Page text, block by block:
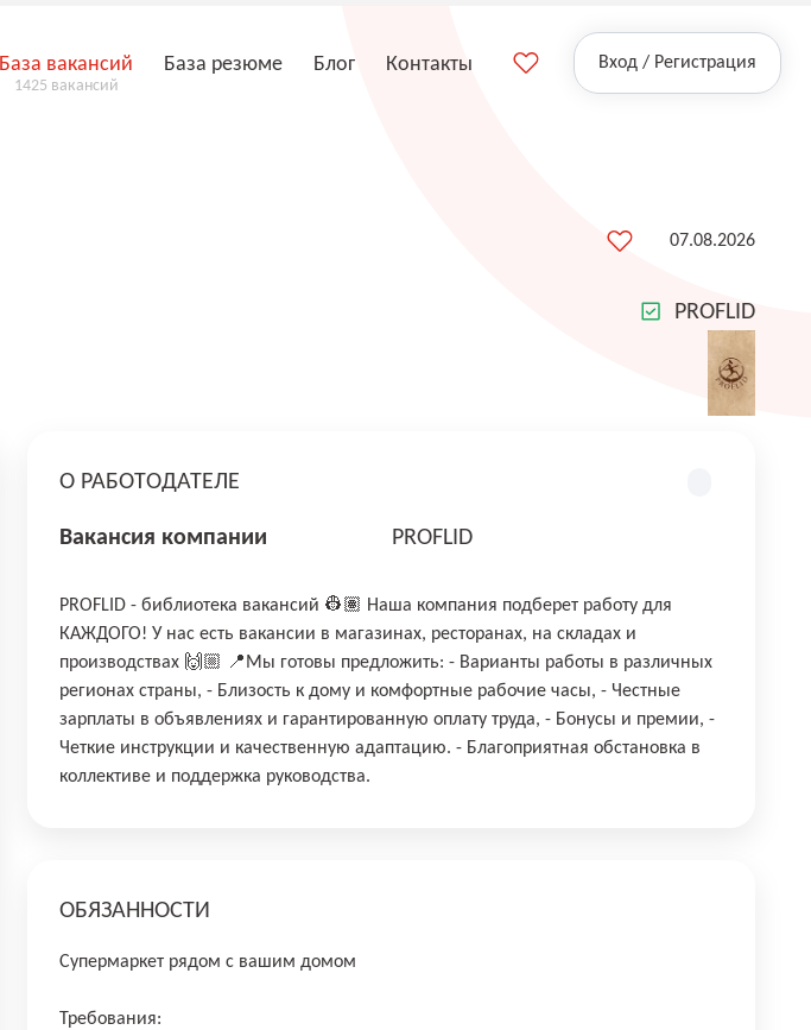
База вакансий
1425 вакансий
База резюме Блог Контакты Вход / Регистрация
07.08.2026
PROFLID
О РАБОТОДАТЕЛЕ
Вакансия компании PROFLID
PROFLID - библиотека вакансий 👷🏽 Наша компания подберет работу для
КАЖДОГО! У нас есть вакансии в магазинах, ресторанах, на складах и
производствах 🙌🏼 📍Мы готовы предложить: - Варианты работы в различных
регионах страны, - Близость к дому и комфортные рабочие часы, - Честные
зарплаты в объявлениях и гарантированную оплату труда, - ⁠Бонусы и премии, -
Четкие инструкции и качественную адаптацию. - ⁠Благоприятная обстановка в
коллективе и поддержка руководства.
ОБЯЗАННОСТИ
Супермаркет рядом с вашим домом
Требования: